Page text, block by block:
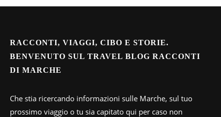
RACCONTI, VIAGGI, CIBO E STORIE.
BENVENUTO SUL TRAVEL BLOG RACCONTI
DI MARCHE
Che stia ricercando informazioni sulle Marche, sul tuo
prossimo viaggio o tu sia capitato qui per caso non